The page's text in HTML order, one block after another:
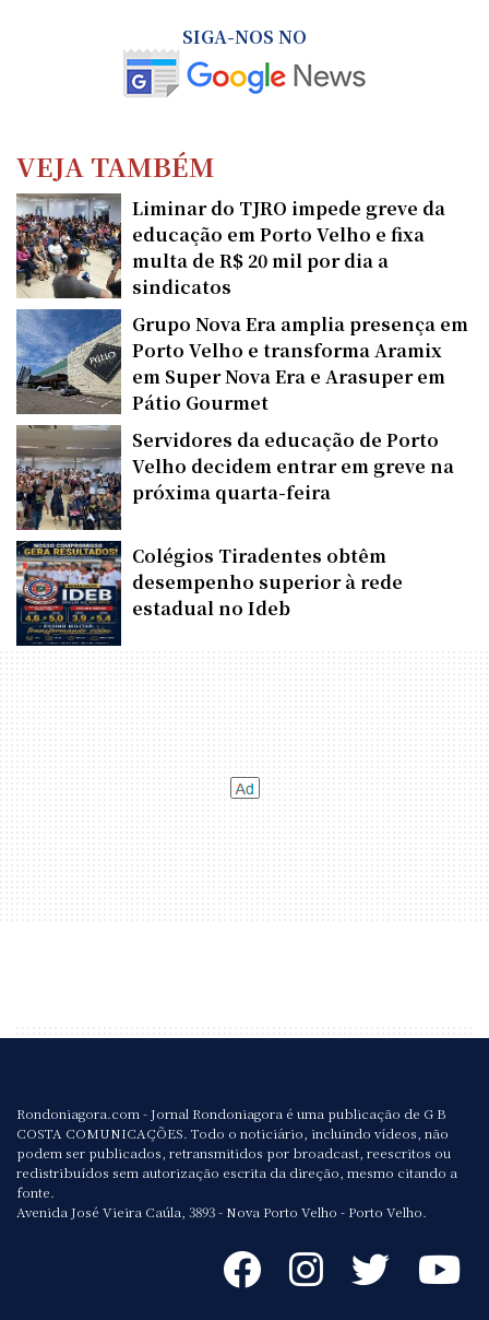
SIGA-NOS NO
VEJA TAMBÉM
Liminar do TJRO impede greve da
educação em Porto Velho e fixa
multa de R$ 20 mil por dia a
sindicatos
Grupo Nova Era amplia presença em
Porto Velho e transforma Aramix
em Super Nova Era e Arasuper em
Pátio Gourmet
Servidores da educação de Porto
Velho decidem entrar em greve na
próxima quarta-feira
Colégios Tiradentes obtêm
desempenho superior à rede
estadual no Ideb
Rondoniagora.com - Jornal Rondoniagora é uma publicação de G B
COSTA COMUNICAÇÕES. Todo o noticiário, incluindo vídeos, não
podem ser publicados, retransmitidos por broadcast, reescritos ou
redistribuídos sem autorização escrita da direção, mesmo citando a
fonte.
Avenida José Vieira Caúla, 3893 - Nova Porto Velho - Porto Velho.